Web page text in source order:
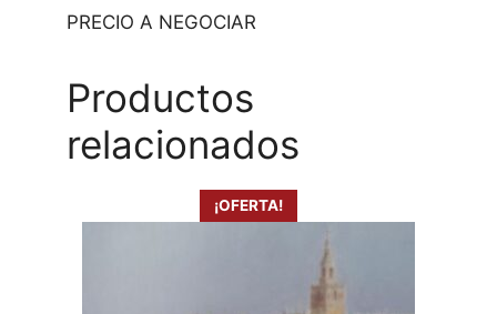
PRECIO A NEGOCIAR
Productos
relacionados
¡OFERTA!